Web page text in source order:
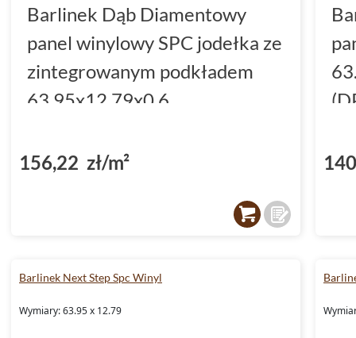
Barlinek Dąb Diamentowy
panel winylowy SPC jodełka ze
zintegrowanym podkładem
63.95x12.79x0.6
156,22 zł/m²
Barlinek Next Step Spc Winyl
Wymiary: 63.95 x 12.79